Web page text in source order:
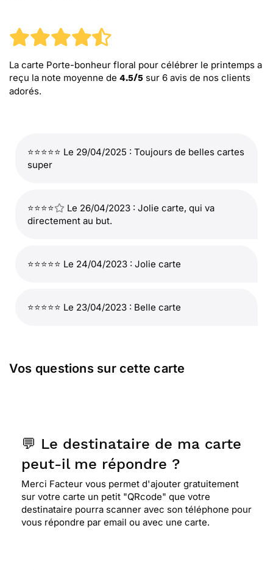
La carte Porte-bonheur floral pour célébrer le printemps a
reçu la note moyenne de 4.5/5 sur 6 avis de nos clients
adorés.
⭐⭐⭐⭐⭐ Le 29/04/2025 : Toujours de belles cartes
super
⭐⭐⭐⭐
Le 26/04/2023 : Jolie carte, qui va
directement au but.
⭐⭐⭐⭐⭐ Le 24/04/2023 : Jolie carte
⭐⭐⭐⭐⭐ Le 23/04/2023 : Belle carte
Vos questions sur cette carte
💬 Le destinataire de ma carte
peut-il me répondre ?
Merci Facteur vous permet d'ajouter gratuitement
sur votre carte un petit "QRcode" que votre
destinataire pourra scanner avec son téléphone pour
vous répondre par email ou avec une carte.